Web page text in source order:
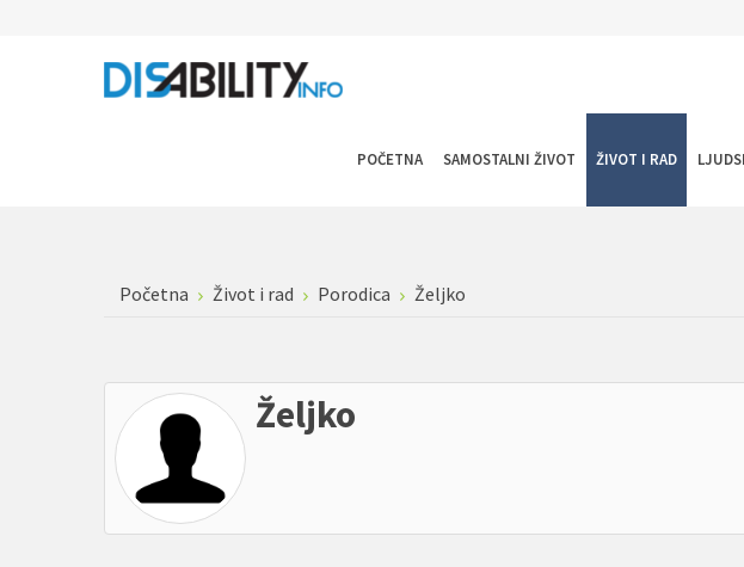
POČETNA SAMOSTALNI ŽIVOT ŽIVOT I RAD
Početna Život i rad Porodica Željko
Željko